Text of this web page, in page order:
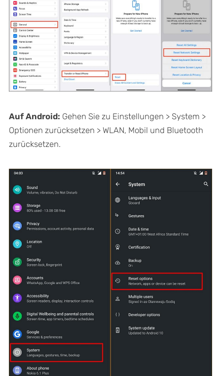
Auf Android: Gehen Sie zu Einstellungen > System >
Optionen zurücksetzen > WLAN, Mobil und Bluetooth
zurücksetzen.